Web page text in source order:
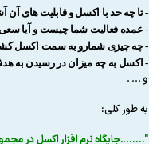
- تا چه حد با اکسل و قابلیت های آن
- عمده فعالیت شما چیست و آیا سعی
- چه چیزی شمارو به سمت اکسل
- اکسل به چه میزان در رسیدن به
و ... .
به طور کلی:
"……..جایگاه نرم افزار اکسل در